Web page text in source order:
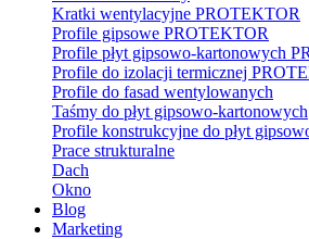
Kratki wentylacyjne PROTEKTOR
Profile gipsowe PROTEKTOR
Profile płyt gipsowo-kartonowych
Profile do izolacji termicznej
Profile do fasad wentylowanych
Taśmy do płyt gipsowo-kartonowych
Profile konstrukcyjne do płyt
Prace strukturalne
Dach
Okno
Blog
Marketing